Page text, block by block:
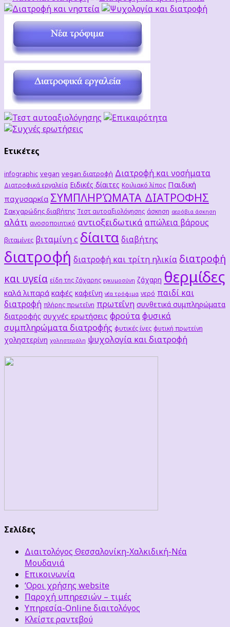
Ετικέτες
infographic vegan vegan διατροφή Διατροφή και νοσήματα
Διατροφικά εργαλεία Ειδικές δίαιτες Κοιλιακό λίπος Παιδική
παχυσαρκία ΣΥΜΠΛΗΡΏΜΑΤΑ ΔΙΑΤΡΟΦΗΣ
Σακχαρώδης διαβήτης Τεστ αυτοαξιολόγησης άσκηση αερόβια άσκηση
αλάτι ανοσοποιητικό αντιοξειδωτικά απώλεια βάρους
βιταμίνες βιταμίνη c δίαιτα διαβήτης
διατροφή διατροφή και τρίτη ηλικία διατροφή
και υγεία είδη της ζάχαρης εγκυμοσύνη ζάχαρη θερμίδες
καλά λιπαρά καφές καφεΐνη νέα τρόφιμα νερό παιδί και
διατροφή πλήρης πρωτεΐνη πρωτεΐνη συνθετικά συμπληρώματα
διατροφής συχνές ερωτήσεις φρούταφυσικά
συμπληρώματα διατροφής φυτικές ίνες φυτική πρωτείνη
χοληστερίνη χοληστερόλη ψυχολογία και διατροφή
Σελίδες
Διαιτολόγος Θεσσαλονίκη-Χαλκιδική-Νέα
Μουδανιά
Επικοινωνία
‘Οροι χρήσης website
Παροχή υπηρεσιών – τιμές
Υπηρεσία-Online διαιτολόγος
Κλείστε ραντεβού